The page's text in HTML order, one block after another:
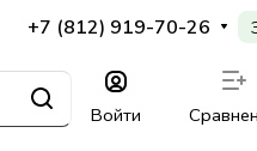
+7 (812) 919-70-26
Войти